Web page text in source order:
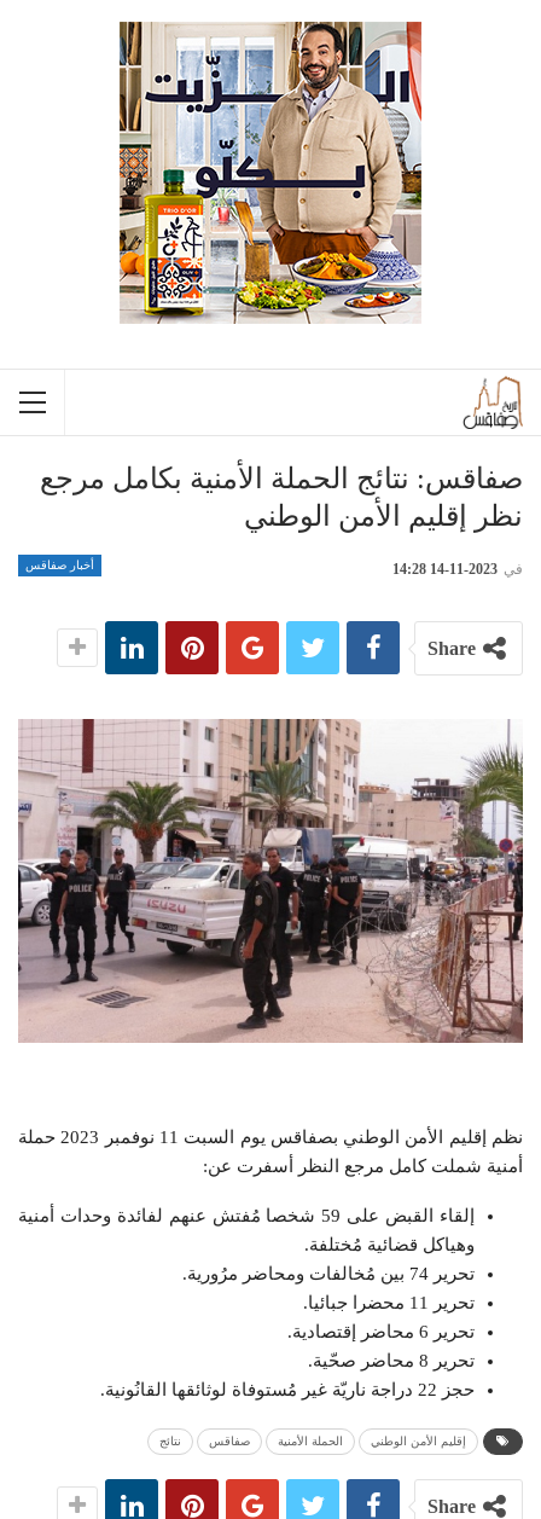
صفاقس: نتائج الحملة الأمنية بكامل مرجع
نظر إقليم الأمن الوطني
أخبار صفاقس في 2023-11-14 14:28
Share
نظم إقليم الأمن الوطني بصفاقس يوم السبت 11 نوفمبر 2023 حملة
أمنية شملت كامل مرجع النظر أسفرت عن:
إلقاء القبض على 59 شخصا مُفتش عنهم لفائدة وحدات أمنية
وهياكل قضائية مُختلفة.
تحرير 74 بين مُخالفات ومحاضر مرُورية.
تحرير 11 محضرا جبائيا.
تحرير 6 محاضر إقتصادية.
تحرير 8 محاضر صحّية.
حجز 22 دراجة ناريّة غير مُستوفاة لوثائقها القانُونية.
إقليم الأمن الوطني الحملة الأمنية صفاقس نتائج
Share